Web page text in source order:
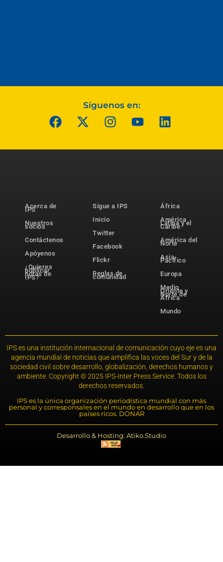
Síguenos en:
Acerca de
IPS
Nuestros
socios
Contáctenos
Apóyenos
¿Quieres
publicar
notas de
IPS?
Sigue a IPS
Inicio
Twitter
Facebook
Flickr
Reglas de
comunidad
África
América
Latina y el
Caribe
América del
Norte
Asia-
Pacífico
Europa
Medio
Oriente y
Norte de
África
Mundo
IPS es una institución internacional de comunicación cuyo eje es una
agencia mundial de noticias que amplifica las voces del Sur y de la
sociedad civil sobre desarrollo, globalización, derechos humanos y
ambiente. Copyright © 2025 IPS-Inter Press Service. Todos los
derechos reservados.
IPS es la única organización periodística mundial con más
personal y corresponsales en el mundo en desarrollo que en los
países ricos. DONAR
Desarrollo & Hosting: Atiko.Studio